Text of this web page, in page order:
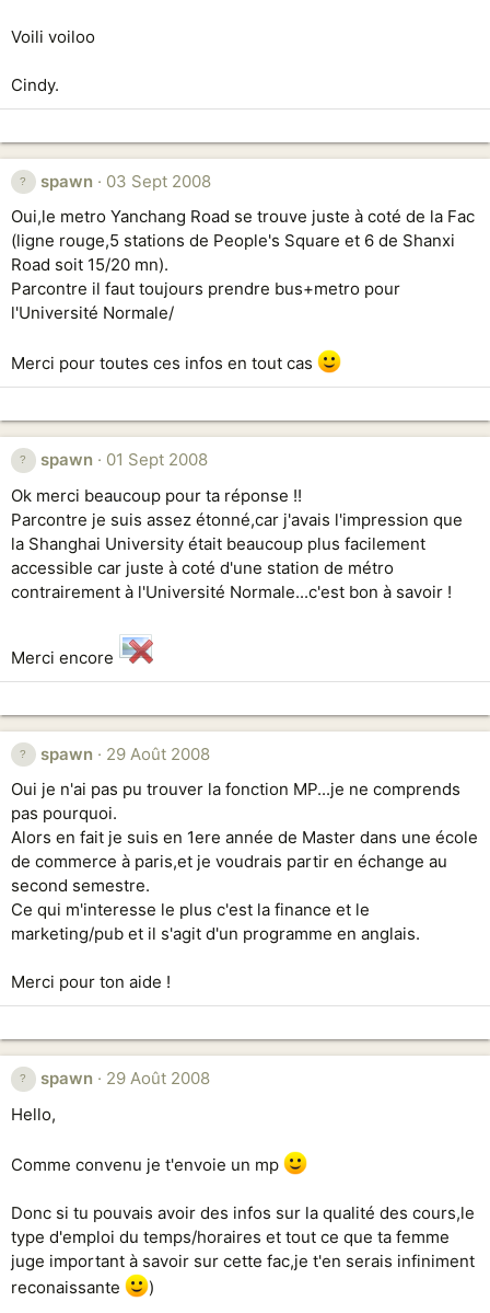
Voili voiloo
Cindy.
spawn
03 Sept 2008
Oui,le metro Yanchang Road se trouve juste à coté de la Fac
(ligne rouge,5 stations de People's Square et 6 de Shanxi
Road soit 15/20 mn).
Parcontre il faut toujours prendre bus+metro pour
l'Université Normale/
Merci pour toutes ces infos en tout cas
spawn
01 Sept 2008
Ok merci beaucoup pour ta réponse !!
Parcontre je suis assez étonné,car j'avais l'impression que
la Shanghai University était beaucoup plus facilement
accessible car juste à coté d'une station de métro
contrairement à l'Université Normale...c'est bon à savoir !
Merci encore
spawn
29 Août 2008
Oui je n'ai pas pu trouver la fonction MP...je ne comprends
pas pourquoi.
Alors en fait je suis en 1ere année de Master dans une école
de commerce à paris,et je voudrais partir en échange au
second semestre.
Ce qui m'interesse le plus c'est la finance et le
marketing/pub et il s'agit d'un programme en anglais.
Merci pour ton aide !
spawn
29 Août 2008
Hello,
Comme convenu je t'envoie un mp
Donc si tu pouvais avoir des infos sur la qualité des cours,le
type d'emploi du temps/horaires et tout ce que ta femme
juge important à savoir sur cette fac,je t'en serais infiniment
reconaissante
)